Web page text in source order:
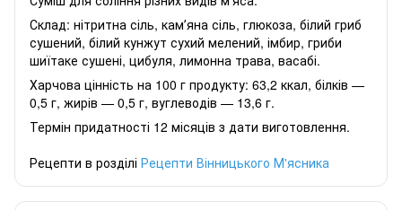
Склад: нітритна сіль, камʼяна сіль, глюкоза, білий гриб
сушений, білий кунжут сухий мелений, імбир, гриби
шиїтаке сушені, цибуля, лимонна трава, васабі.
Харчова цінність на 100 г продукту: 63,2 ккал, білків —
0,5 г, жирів — 0,5 г, вуглеводів — 13,6 г.
Термін придатності 12 місяців з дати виготовлення.
Рецепти в розділі Рецепти Вінницького М'ясника